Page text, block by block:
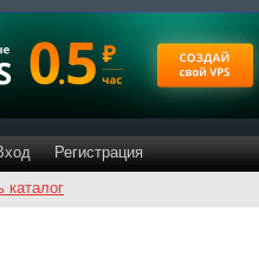
Регистрация
каталог